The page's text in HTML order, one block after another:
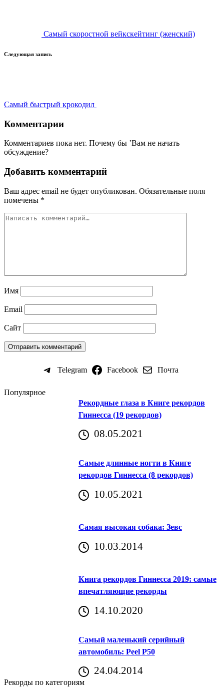
Самый скоростной вейкскейтинг (женский)
Следующая запись
Самый быстрый крокодил
Комментарии
Комментариев пока нет. Почему бы ’Вам не начать
обсуждение?
Добавить комментарий
Ваш адрес email не будет опубликован. Обязательные поля
помечены *
Имя
Email
Сайт
Telegram Facebook Почта
Популярное
Рекордные глаза в Книге рекордов
Гиннесса (19 рекордов)
08.05.2021
Самые длинные ногти в Книге
рекордов Гиннесса (8 рекордов)
10.05.2021
Самая высокая собака: Зевс
10.03.2014
Книга рекордов Гиннесса 2019: самые
впечатляющие рекорды
14.10.2020
Самый маленький серийный
автомобиль: Peel P50
24.04.2014
Рекорды по категориям